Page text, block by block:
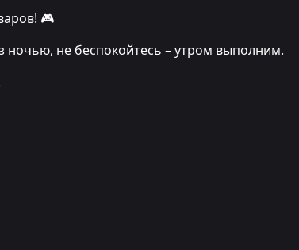
🎮
ночью, не беспокойтесь – утром выполним.